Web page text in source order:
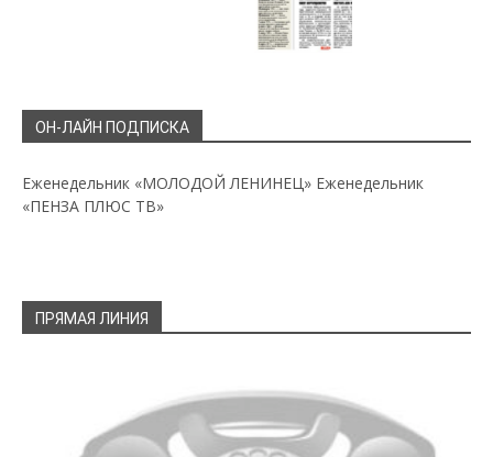
ОН-ЛАЙН ПОДПИСКА
Еженедельник «МОЛОДОЙ ЛЕНИНЕЦ» Еженедельник
«ПЕНЗА ПЛЮС ТВ»
ПРЯМАЯ ЛИНИЯ